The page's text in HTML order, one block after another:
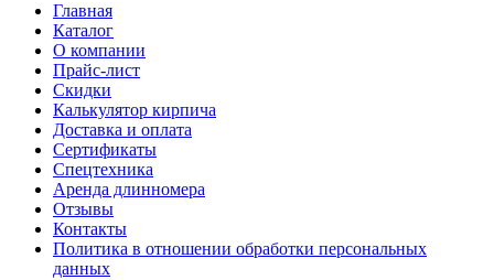
Главная
Каталог
О компании
Прайс-лист
Скидки
Калькулятор кирпича
Доставка и оплата
Сертификаты
Спецтехника
Аренда длинномера
Отзывы
Контакты
Политика в отношении обработки персональных
данных